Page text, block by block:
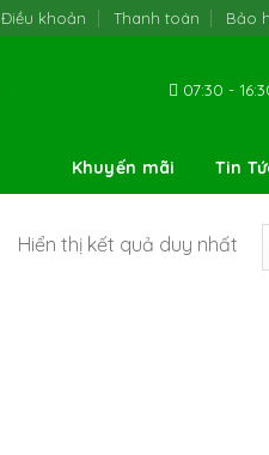
Điều khoản Thanh toán Bảo
07:30 -
Khuyến mãi Tin
Hiển thị kết quả duy nhất